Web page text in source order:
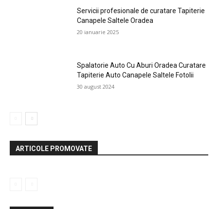
Servicii profesionale de curatare Tapiterie
Canapele Saltele Oradea
20 ianuarie 2025
Spalatorie Auto Cu Aburi Oradea Curatare
Tapiterie Auto Canapele Saltele Fotolii
30 august 2024
ARTICOLE PROMOVATE